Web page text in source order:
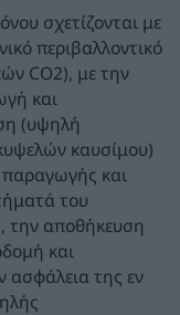
σχετίζονται με
περιβαλλοντικό
CO2), με την
και
(υψηλή
καυσίμου)
παραγωγής και
του
την αποθήκευση
και
ασφάλεια της εν